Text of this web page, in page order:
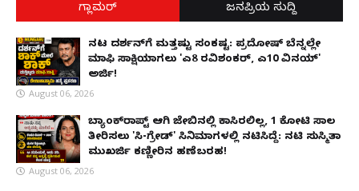
ಗ್ಲಾಮರ್ ಜನಪ್ರಿಯ ಸುದ್ದಿ
ನಟ ದರ್ಶನ್‌ಗೆ ಮತ್ತಷ್ಟು ಸಂಕಷ್ಟ: ಪ್ರದೋಷ್ ಬೆನ್ನಲ್ಲೇ
ಮಾಫಿ ಸಾಕ್ಷಿಯಾಗಲು 'ಎ8 ರವಿಶಂಕರ್, ಎ10 ವಿನಯ್'
ಅರ್ಜಿ!
August 06, 2026
ಬ್ಯಾಂಕ್‌ರಾಪ್ಟ್‌ ಆಗಿ ಜೇಬಿನಲ್ಲಿ ಕಾಸಿರಲಿಲ್ಲ, ₹1 ಕೋಟಿ ಸಾಲ
ತೀರಿಸಲು 'ಸಿ-ಗ್ರೇಡ್' ಸಿನಿಮಾಗಳಲ್ಲಿ ನಟಿಸಿದ್ದೆ: ನಟಿ ಸುಸ್ಮಿತಾ
ಮುಖರ್ಜಿ ಕಣ್ಣೀರಿನ ಹಣೆಬರಹ!
August 06, 2026